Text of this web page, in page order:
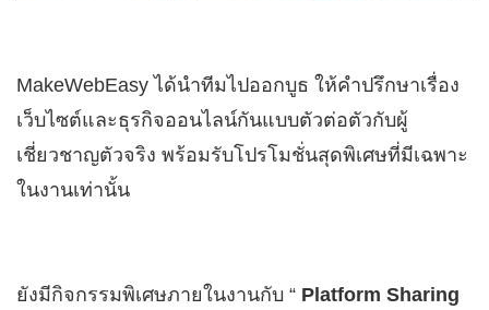
MakeWebEasy ได้นำทีมไปออกบูธ ให้คำปรึกษาเรื่อง
เว็บไซต์และธุรกิจออนไลน์กันแบบตัวต่อตัวกับผู้
เชี่ยวชาญตัวจริง พร้อมรับโปรโมชั่นสุดพิเศษที่มีเฉพาะ
ในงานเท่านั้น
ยังมีกิจกรรมพิเศษภายในงานกับ “ Platform Sharing